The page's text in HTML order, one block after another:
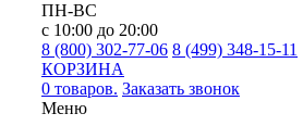
ПН-ВС
с 10:00 до 20:00
8 (800) 302-77-06 8 (499) 348-15-11
КОРЗИНА
0 товаров. Заказать звонок
Меню